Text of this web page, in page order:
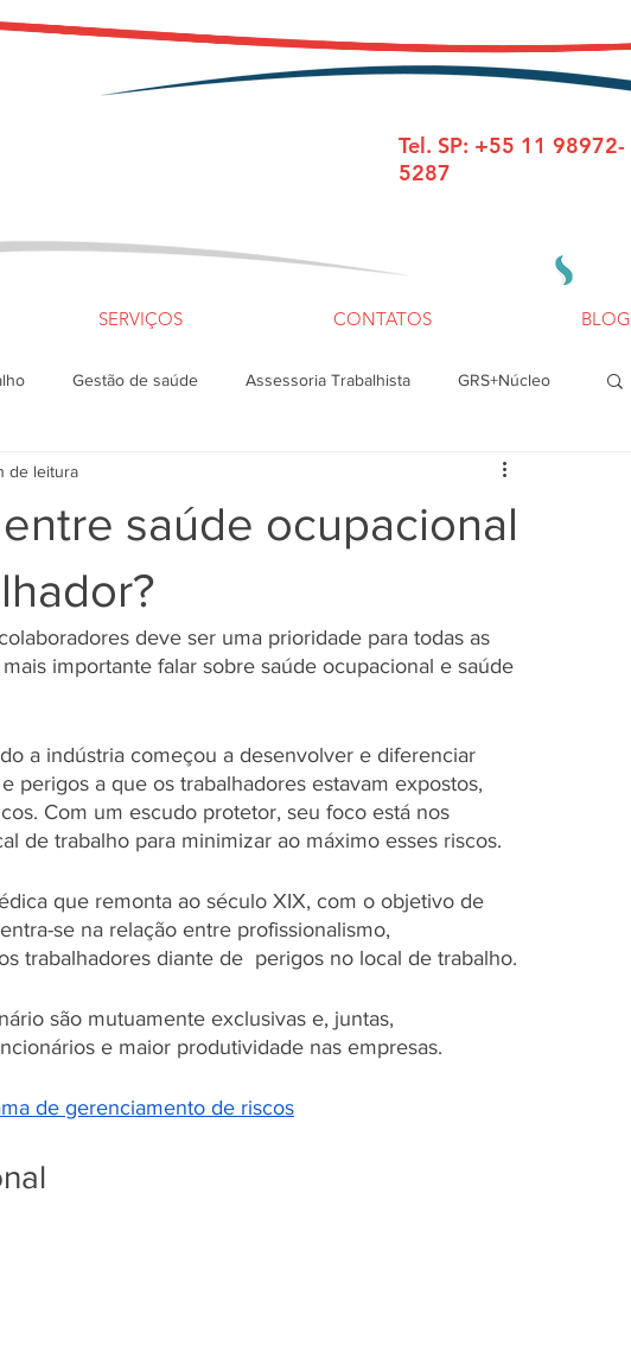
Tel. SP: +55 11 98972-
5287
SERVIÇOS CONTATOS BLOG
Gestão de saúde Assessoria Trabalhista GRS+Núcleo
saúde ocupacional
de leitura
deve ser uma prioridade para todas as
importante falar sobre saúde ocupacional e saúde
a indústria começou a desenvolver e diferenciar
perigos a que os trabalhadores estavam expostos,
Com um escudo protetor, seu foco está nos
de trabalho para minimizar ao máximo esses riscos.
que remonta ao século XIX, com o objetivo de
se na relação entre profissionalismo,
trabalhadores diante de  perigos no local de trabalho.
são mutuamente exclusivas e, juntas,
e maior produtividade nas empresas.
de gerenciamento de riscos